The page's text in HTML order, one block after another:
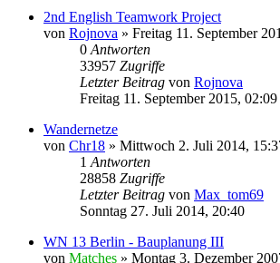
2nd English Teamwork Project
von Rojnova » Freitag 11. September
0 Antworten
33957 Zugriffe
Letzter Beitrag von Rojnova
Freitag 11. September 2015, 02:09
Wandernetze
von Chr18 » Mittwoch 2. Juli 2014,
1 Antworten
28858 Zugriffe
Letzter Beitrag von Max_tom69
Sonntag 27. Juli 2014, 20:40
WN 13 Berlin - Bauplanung III
von Matches » Montag 3. Dezember